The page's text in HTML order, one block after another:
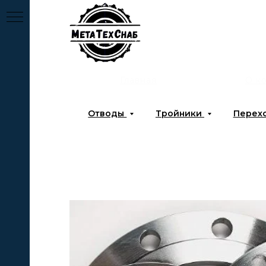
Отводы Тройники